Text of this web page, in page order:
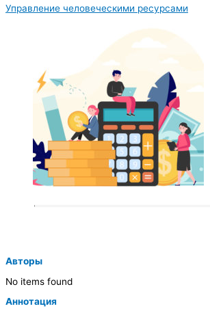
Управление человеческими ресурсами
Авторы
No items found
Аннотация